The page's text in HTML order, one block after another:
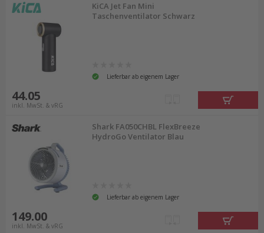
KiCA Jet Fan Mini
Taschenventilator Schwarz
Lieferbar ab eigenem Lager
44.05
inkl. MwSt. & vRG
Shark FA050CHBL FlexBreeze
HydroGo Ventilator Blau
Lieferbar ab eigenem Lager
149.00
inkl. MwSt. & vRG